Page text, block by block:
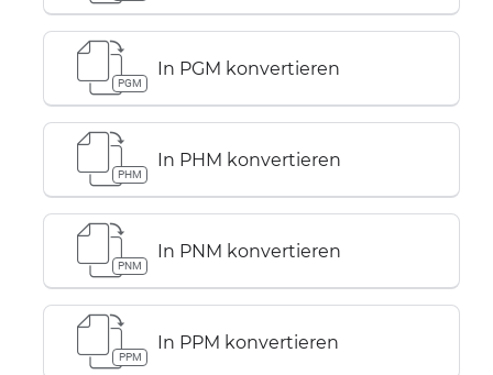
PGM
In PGM konvertieren
PHM
In PHM konvertieren
PNM
In PNM konvertieren
PPM
In PPM konvertieren